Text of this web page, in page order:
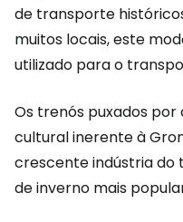
de transporte
muitos locais, este
utilizado para o
Os trenós puxados
cultural inerente à
crescente indústria do
de inverno mais